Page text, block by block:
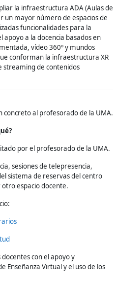
la infraestructura ADA (Aulas de
un mayor número de espacios de
funcionalidades para la
a la docencia basados en
vídeo 360º y mundos
conforman la infraestructura XR
streaming de contenidos
concreto al profesorado de la UMA.
por el profesorado de la UMA.
sesiones de telepresencia,
sistema de reservas del centro
espacio docente.
con el apoyo y
Enseñanza Virtual y el uso de los